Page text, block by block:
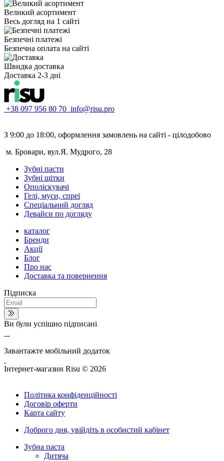
Великий асортимент
Весь догляд на 1 сайті
Безпечні платежі
Безпечна оплата на сайті
Швидка доставка
Доставка 2-3 дні
+38 097 956 80 70 info@risu.pro
З 9:00 до 18:00, оформлення замовлень на сайті - цілодобово
м. Бровари, вул.Я. Мудрого, 28
Зубні пасти
Зубні щітки
Ополіскувачі
Гелі, муси, спреї
Спеціальний догляд
Девайси по догляду
каталог
Бренди
Акції
Блог
Про нас
Доставка та повернення
Підписка
Ви були успішно підписані
Завантажте мобільний додаток
Інтернет-магазин Risu © 2026
Політика конфіденційності
Договір оферти
Карта сайту
Доброго дня, увійдіть в особистий кабінет
Зубна паста
Дитяча